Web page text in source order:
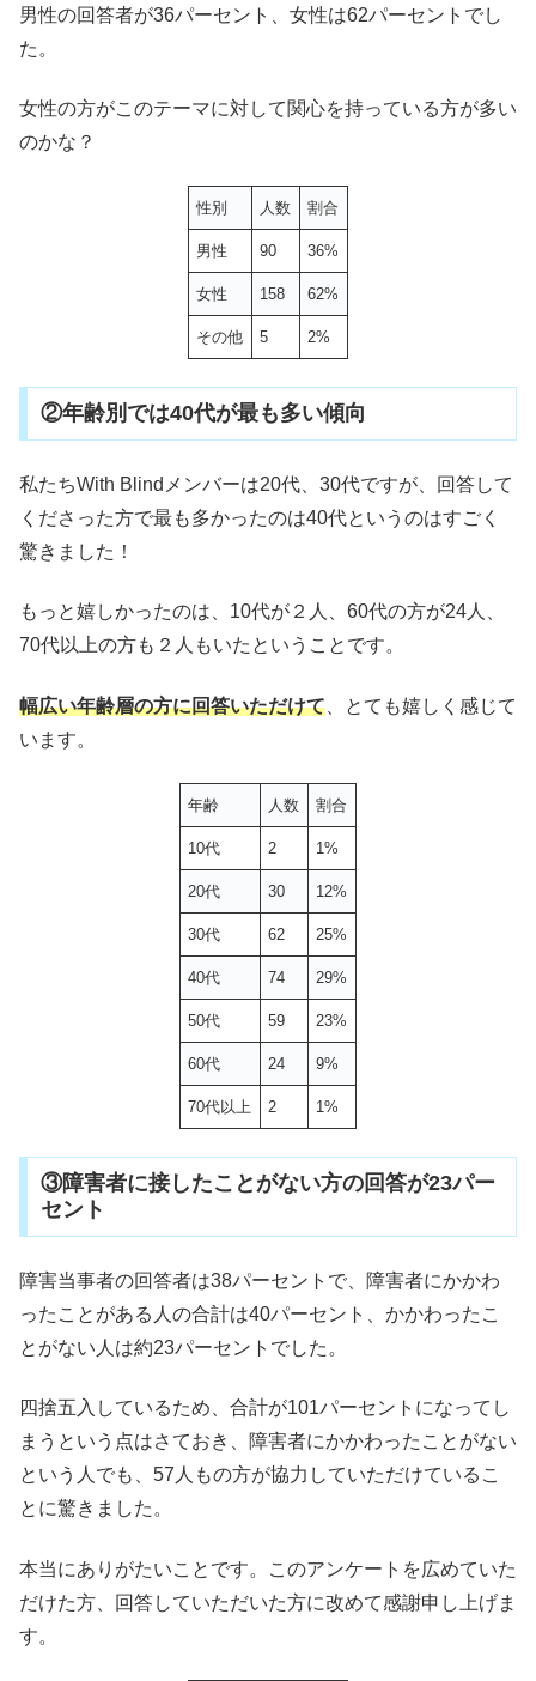
男性の回答者が36パーセント、女性は62パーセントでし
た。
女性の方がこのテーマに対して関心を持っている方が多い
のかな？
性別 人数 割合
男性 90 36%
女性 158 62%
その他 5 2%
②年齢別では40代が最も多い傾向
私たちWith Blindメンバーは20代、30代ですが、回答して
くださった方で最も多かったのは40代というのはすごく
驚きました！
もっと嬉しかったのは、10代が２人、60代の方が24人、
70代以上の方も２人もいたということです。
幅広い年齢層の方に回答いただけて 、とても嬉しく感じて
います。
年齢 人数 割合
10代 2 1%
20代 30 12%
30代 62 25%
40代 74 29%
50代 59 23%
60代 24 9%
70代以上 2 1%
③障害者に接したことがない方の回答が23パー
セント
障害当事者の回答者は38パーセントで、障害者にかかわ
ったことがある人の合計は40パーセント、かかわったこ
とがない人は約23パーセントでした。
四捨五入しているため、合計が101パーセントになってし
まうという点はさておき、障害者にかかわったことがない
という人でも、57人もの方が協力していただけているこ
とに驚きました。
本当にありがたいことです。このアンケートを広めていた
だけた方、回答していただいた方に改めて感謝申し上げま
す。